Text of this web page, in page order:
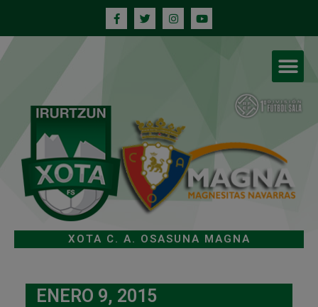
XOTA C. A. OSASUNA MAGNA
ENERO 9, 2015